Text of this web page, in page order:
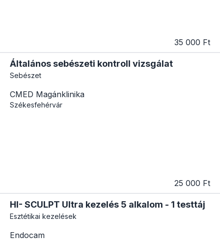
35 000 Ft
Általános sebészeti kontroll vizsgálat
Sebészet
CMED Magánklinika
Székesfehérvár
25 000 Ft
HI- SCULPT Ultra kezelés 5 alkalom - 1 testtáj
Esztétikai kezelések
Endocam